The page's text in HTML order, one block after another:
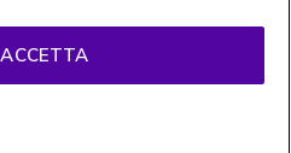
ACCETTA